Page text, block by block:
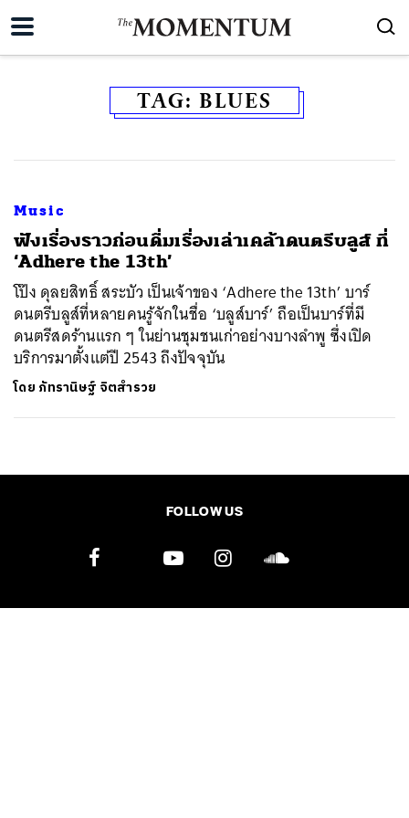
TAG: BLUES
Music
ฟังเรื่องราวก่อนดื่มเรื่องเล่าเคล้าดนตรีบลูส์ ที่
‘Adhere the 13th’
โป๊ง ดุลยสิทธิ์ สระบัว เป็นเจ้าของ ‘Adhere the 13th’ บาร์
ดนตรีบลูส์ที่หลายคนรู้จักในชื่อ ‘บลูส์บาร์’ ถือเป็นบาร์ที่มี
ดนตรีสดร้านแรก ๆ ในย่านชุมชนเก่าอย่างบางลำพู ซึ่งเปิด
บริการมาตั้งแต่ปี 2543 ถึงปัจจุบัน
โดย ภัทรานิษฐ์ จิตสำรวย
FOLLOW US